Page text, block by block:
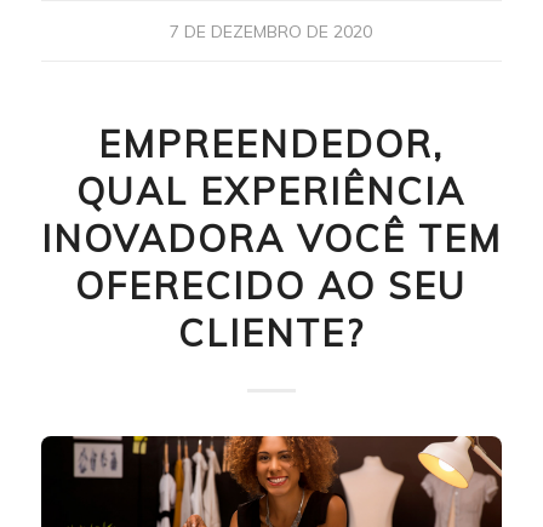
7 DE DEZEMBRO DE 2020
EMPREENDEDOR,
QUAL EXPERIÊNCIA
INOVADORA VOCÊ TEM
OFERECIDO AO SEU
CLIENTE?